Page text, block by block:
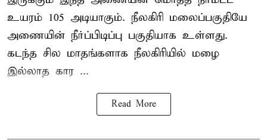
உயரம் 105 அடியாகும். நீலகிரி மலைப்பகுதியே
அணையின் நீர்ப்பிடிப்பு பகுதியாக உள்ளது.
கடந்த சில மாதங்களாக நீலகிரியில் மழை
இல்லாத கார ...
Read More